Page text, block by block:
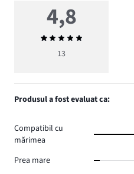
4,8
Evaluarea
medie
13
Produsul a fost evaluat ca:
Compatibil cu
mărimea
Prea mare